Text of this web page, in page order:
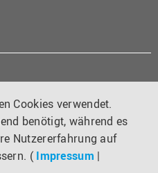
Cookies verwendet.
benötigt, während es
Nutzererfahrung auf
( Impressum |